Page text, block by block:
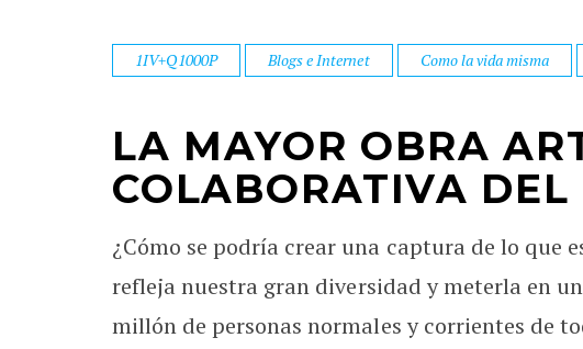
1IV+Q1000P Blogs e Internet Como la vida misma
LA MAYOR OBRA
COLABORATIVA
¿Cómo se podría crear una captura de lo que
refleja nuestra gran diversidad y meterla en
millón de personas normales y corrientes de